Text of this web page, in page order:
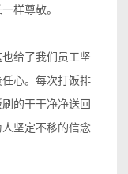
样尊敬。
给了我们员工坚
心。每次打饭排
的干干净净送回
坚定不移的信念